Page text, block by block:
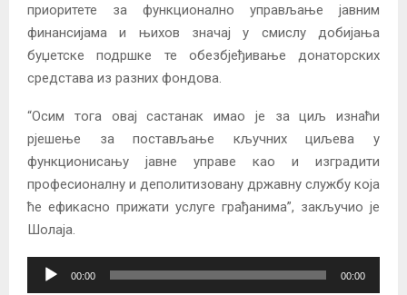
приоритете за функционално управљање јавним
финансијама и њихов значај у смислу добијања
буџетске подршке те обезбјеђивање донаторских
средстава из разних фондова.
“Осим тога овај састанак имао је за циљ изнаћи
рјешење за постављање кључних циљева у
функционисању јавне управе као и изградити
професионалну и деполитизовану државну службу која
ће ефикасно прижати услуге грађанима”, закључио је
Шолаја.
u
00:00 00:00